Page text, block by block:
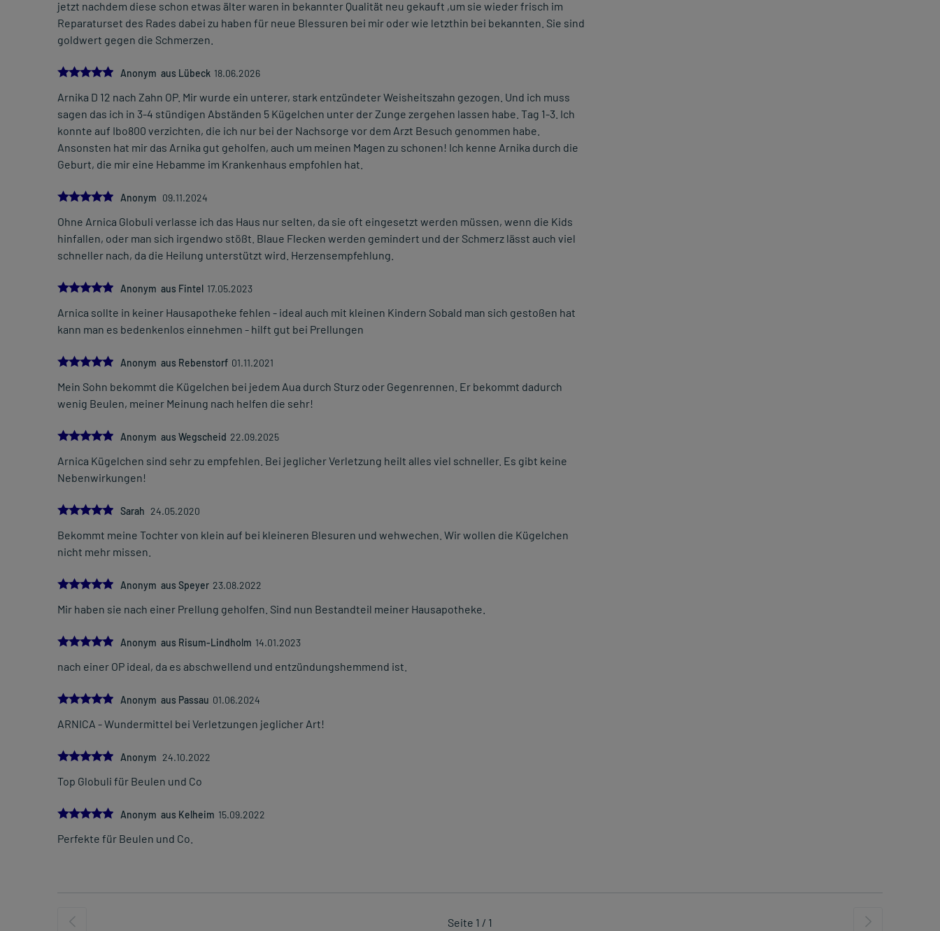
jetzt nachdem diese schon etwas älter waren in bekannter Qualität neu gekauft ,um sie wieder frisch im
Reparaturset des Rades dabei zu haben für neue Blessuren bei mir oder wie letzthin bei bekannten. Sie sind
goldwert gegen die Schmerzen.
5.0
Anonym aus Lübeck 18.06.2026
Arnika D 12 nach Zahn OP. Mir wurde ein unterer, stark entzündeter Weisheitszahn gezogen. Und ich muss
sagen das ich in 3-4 stündigen Abständen 5 Kügelchen unter der Zunge zergehen lassen habe. Tag 1-3. Ich
konnte auf Ibo800 verzichten, die ich nur bei der Nachsorge vor dem Arzt Besuch genommen habe.
Ansonsten hat mir das Arnika gut geholfen, auch um meinen Magen zu schonen! Ich kenne Arnika durch die
Geburt, die mir eine Hebamme im Krankenhaus empfohlen hat.
5.0
Anonym 09.11.2024
Ohne Arnica Globuli verlasse ich das Haus nur selten, da sie oft eingesetzt werden müssen, wenn die Kids
hinfallen, oder man sich irgendwo stößt. Blaue Flecken werden gemindert und der Schmerz lässt auch viel
schneller nach, da die Heilung unterstützt wird. Herzensempfehlung.
5.0
Anonym aus Fintel 17.05.2023
Arnica sollte in keiner Hausapotheke fehlen - ideal auch mit kleinen Kindern Sobald man sich gestoßen hat
kann man es bedenkenlos einnehmen - hilft gut bei Prellungen
5.0
Anonym aus Rebenstorf 01.11.2021
Mein Sohn bekommt die Kügelchen bei jedem Aua durch Sturz oder Gegenrennen. Er bekommt dadurch
wenig Beulen, meiner Meinung nach helfen die sehr!
5.0
Anonym aus Wegscheid 22.09.2025
Arnica Kügelchen sind sehr zu empfehlen. Bei jeglicher Verletzung heilt alles viel schneller. Es gibt keine
Nebenwirkungen!
5.0
Sarah 24.05.2020
Bekommt meine Tochter von klein auf bei kleineren Blesuren und wehwechen. Wir wollen die Kügelchen
nicht mehr missen.
5.0
Anonym aus Speyer 23.08.2022
Mir haben sie nach einer Prellung geholfen. Sind nun Bestandteil meiner Hausapotheke.
5.0
Anonym aus Risum-Lindholm 14.01.2023
nach einer OP ideal, da es abschwellend und entzündungshemmend ist.
5.0
Anonym aus Passau 01.06.2024
ARNICA - Wundermittel bei Verletzungen jeglicher Art!
5.0
Anonym 24.10.2022
Top Globuli für Beulen und Co
5.0
Anonym aus Kelheim 15.09.2022
Perfekte für Beulen und Co.
Seite 1 / 1